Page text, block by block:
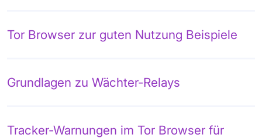
Tor Browser zur guten Nutzung Beispiele
Grundlagen zu Wächter-Relays
Tracker-Warnungen im Tor Browser für